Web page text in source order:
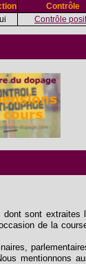
Contrôle
Contrôle
sont
de la
mentionnons